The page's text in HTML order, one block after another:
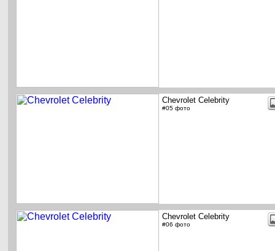
Chevrolet Celebrity
#05 фото
Chevrolet Celebrity
#06 фото